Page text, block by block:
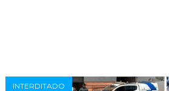
INTERDITADO